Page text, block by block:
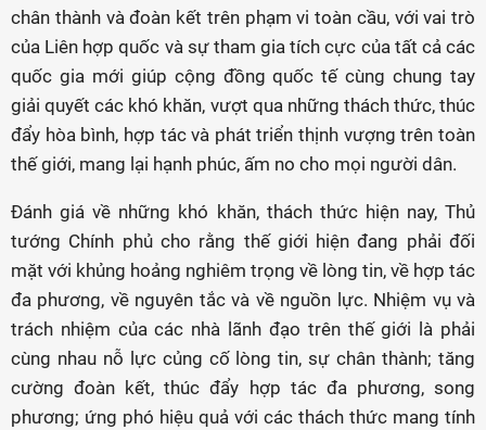
chân thành và đoàn kết trên phạm vi toàn cầu, với vai trò
của Liên hợp quốc và sự tham gia tích cực của tất cả các
quốc gia mới giúp cộng đồng quốc tế cùng chung tay
giải quyết các khó khăn, vượt qua những thách thức, thúc
đẩy hòa bình, hợp tác và phát triển thịnh vượng trên toàn
thế giới, mang lại hạnh phúc, ấm no cho mọi người dân.
Đánh giá về những khó khăn, thách thức hiện nay, Thủ
tướng Chính phủ cho rằng thế giới hiện đang phải đối
mặt với khủng hoảng nghiêm trọng về lòng tin, về hợp tác
đa phương, về nguyên tắc và về nguồn lực. Nhiệm vụ và
trách nhiệm của các nhà lãnh đạo trên thế giới là phải
cùng nhau nỗ lực củng cố lòng tin, sự chân thành; tăng
cường đoàn kết, thúc đẩy hợp tác đa phương, song
phương; ứng phó hiệu quả với các thách thức mang tính